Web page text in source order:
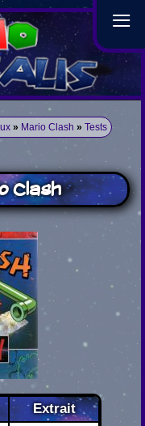
≡
» Mario Clash » Tests
Clash
Extrait